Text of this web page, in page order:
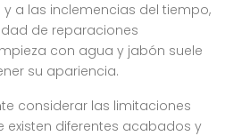
a las inclemencias del tiempo,
de reparaciones
con agua y jabón suele
su apariencia.
considerar las limitaciones
existen diferentes acabados y